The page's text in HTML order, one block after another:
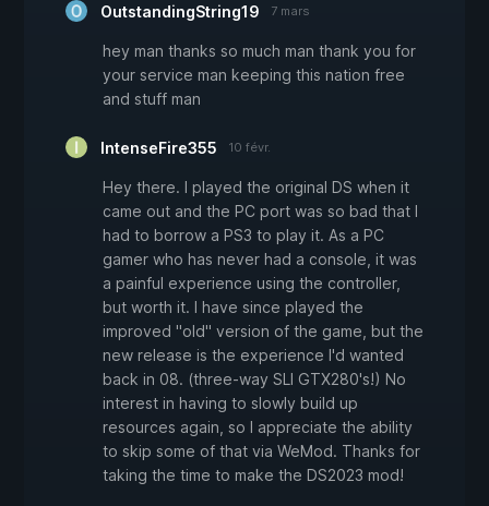
OutstandingString19 7 mars
hey man thanks so much man thank you for
your service man keeping this nation free
and stuff man
IntenseFire355 10 févr.
Hey there. I played the original DS when it
came out and the PC port was so bad that I
had to borrow a PS3 to play it. As a PC
gamer who has never had a console, it was
a painful experience using the controller,
but worth it. I have since played the
improved "old" version of the game, but the
new release is the experience I'd wanted
back in 08. (three-way SLI GTX280's!) No
interest in having to slowly build up
resources again, so I appreciate the ability
to skip some of that via WeMod. Thanks for
taking the time to make the DS2023 mod!